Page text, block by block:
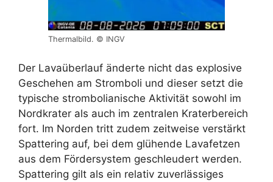
Thermalbild. © INGV
Der Lavaüberlauf änderte nicht das explosive
Geschehen am Stromboli und dieser setzt die
typische strombolianische Aktivität sowohl im
Nordkrater als auch im zentralen Kraterbereich
fort. Im Norden tritt zudem zeitweise verstärkt
Spattering auf, bei dem glühende Lavafetzen
aus dem Fördersystem geschleudert werden.
Spattering gilt als ein relativ zuverlässiges